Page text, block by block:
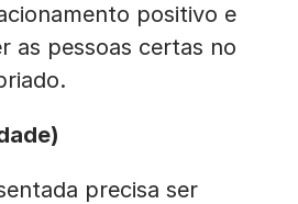
positivo e
as pessoas certas no
precisa ser